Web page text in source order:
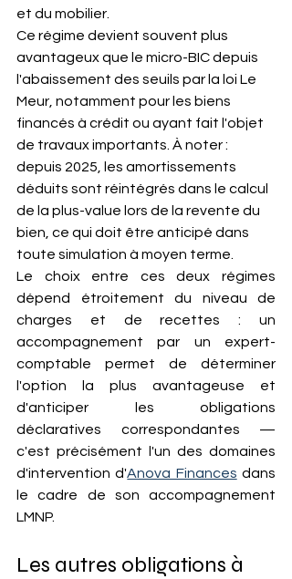
et du mobilier.
Ce régime devient souvent plus
avantageux que le micro-BIC depuis
l'abaissement des seuils par la loi Le
Meur, notamment pour les biens
financés à crédit ou ayant fait l'objet
de travaux importants. À noter :
depuis 2025, les amortissements
déduits sont réintégrés dans le calcul
de la plus-value lors de la revente du
bien, ce qui doit être anticipé dans
toute simulation à moyen terme.
Le choix entre ces deux régimes
dépend étroitement du niveau de
charges et de recettes : un
accompagnement par un expert-
comptable permet de déterminer
l'option la plus avantageuse et
d'anticiper les obligations
déclaratives correspondantes —
c'est précisément l'un des domaines
d'intervention d'Anova Finances dans
le cadre de son accompagnement
LMNP.
Les autres obligations à